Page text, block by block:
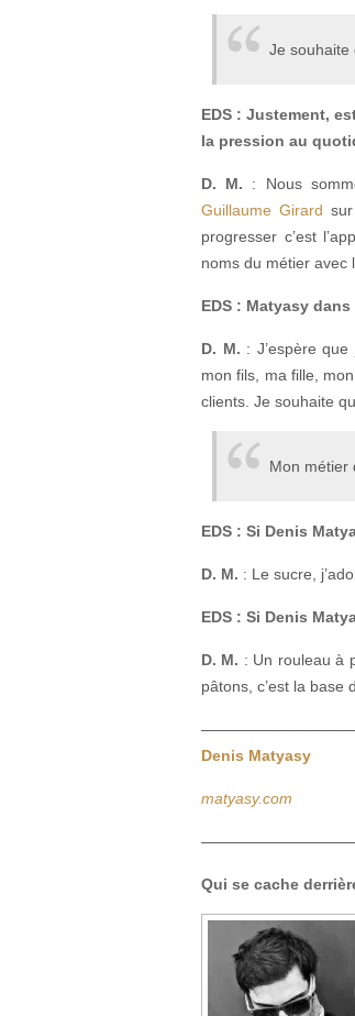
Je souhaite
EDS : Justement,
la pression au
D. M. : Nous
Guillaume Girard
progresser c’est
noms du métier avec
EDS : Matyasy dans
D. M. : J’espère
mon fils, ma fille,
clients. Je souhaite
Mon métier
EDS : Si Denis
D. M. : Le sucre,
EDS : Si Denis
D. M. : Un rouleau à
pâtons, c’est la base
——————————
Denis Matyasy
matyasy.com
——————————
Qui se cache